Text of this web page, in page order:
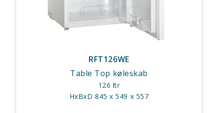
RFT126WE
Table Top køleskab
126 ltr
HxBxD 845 x 549 x 557